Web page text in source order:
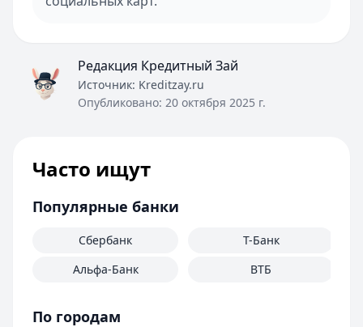
Редакция Кредитный Зай
Источник: Kreditzay.ru
Опубликовано: 20 октября 2025 г.
Часто ищут
Популярные банки
Сбербанк
Альфа-Банк
Т-Банк
ВТБ
По городам